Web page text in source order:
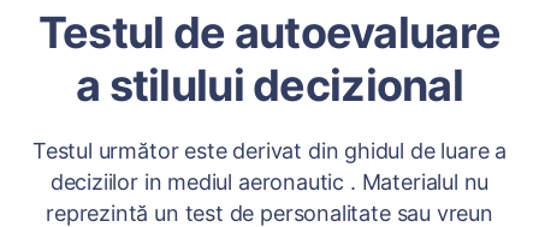
Testul de autoevaluare
a stilului decizional
Testul următor este derivat din ghidul de luare a
deciziilor in mediul aeronautic . Materialul nu
reprezintă un test de personalitate sau vreun